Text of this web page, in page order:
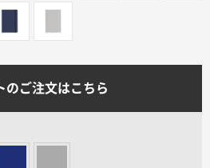
のご注文はこちら